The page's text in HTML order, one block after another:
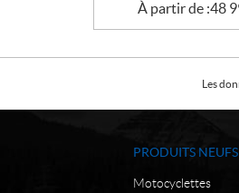
À partir de :48
Les
PRODUITS NEUFS
Motocyclettes